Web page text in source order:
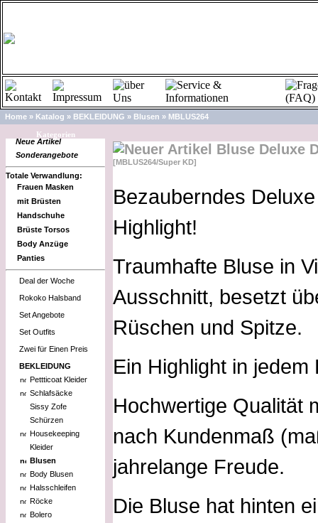
Home » Katalog » BEKLEIDUNG » Blusen » MBLUS264
Kategorien
Neue Artikel
Sonderangebote
Totale Verwandlung:
Frauen Masken
mit Brüsten
Handschuhe
Brüste Torsos
Body Anzüge
Panties
Deal der Woche
Rokoko Halsband
Set Angebote
Set Outfits
Zwei für Einen Preis
BEKLEIDUNG
Pettticoat Kleider
Schlafsäcke
Sissy Zofe
Schürzen
Housekeeping
Kleider
Blusen
Body Blusen
Halsschleifen
Röcke
Bolero
Bluse Deluxe
[MBLUS264/Super KD]
Bezauberndes Deluxe
Highlight!
Traumhafte Bluse in
Ausschnitt, besetzt
Rüschen und Spitze.
Ein Highlight in
Hochwertige Qualität
nach Kundenmaß
jahrelange Freude.
Die Bluse hat hinten